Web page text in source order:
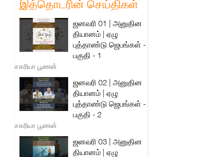
இத்தொடரின் செய்திகள்
ஜனவரி 01 | அனுதின
தியானம் | ஏழு
புத்தாண்டு ஜெபங்கள் -
பகுதி - 1
சகரியா பூணன்
ஜனவரி 02 | அனுதின
தியானம் | ஏழு
புத்தாண்டு ஜெபங்கள் -
பகுதி - 2
சகரியா பூணன்
ஜனவரி 03 | அனுதின
தியானம் | ஏழு